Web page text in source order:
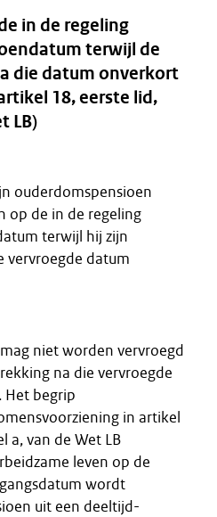
in de regeling
terwijl de
die datum onverkort
18, eerste lid,
LB)
ouderdomspensioen
op de in de regeling
terwijl hij zijn
vervroegde datum
niet worden vervroegd
na die vervroegde
begrip
in artikel
a, van de Wet LB
leven op de
wordt
uit een deeltijd-